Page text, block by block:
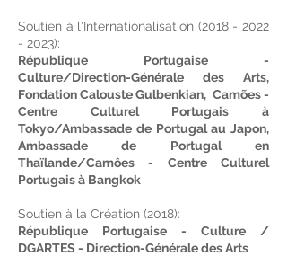
Soutien à l'Internationalisation (2018 - 2022
- 2023):
République Portugaise -
Culture/Direction-Générale des Arts,
Fondation Calouste Gulbenkian, Camões -
Centre Culturel Portugais à
Tokyo/Ambassade de Portugal au Japon,
Ambassade de Portugal en
Thaïlande/Camôes - Centre Culturel
Portugais à Bangkok
Soutien à la Création (2018):
République Portugaise - Culture /
DGARTES - Direction-Générale des Arts